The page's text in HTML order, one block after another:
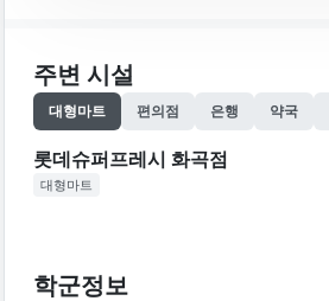
주변 시설
대형마트 편의점 은행 약국
롯데슈퍼프레시 화곡점
대형마트
학군정보